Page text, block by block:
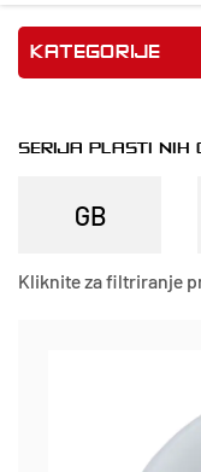
KATEGORIJE
SERIJA
Kliknite za filtriranje